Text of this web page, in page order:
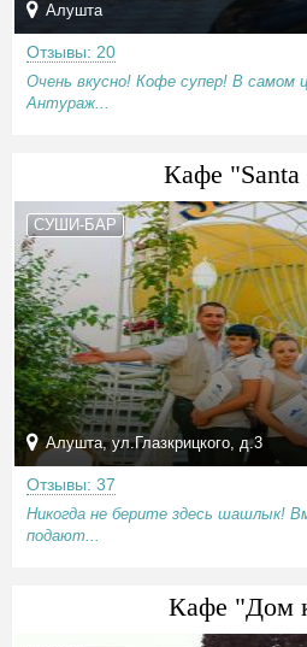
Алушта
Отзывы: 20
Очень вкусно! Кофе супер! В самом
Антураж...
Кафе "Santa
СУШИ-БАР
Алушта, ул.Глазкрицкого, д.3
Отзывы: 37
Никогда не берите здесь шашлык!
подают...
Кафе "Дом